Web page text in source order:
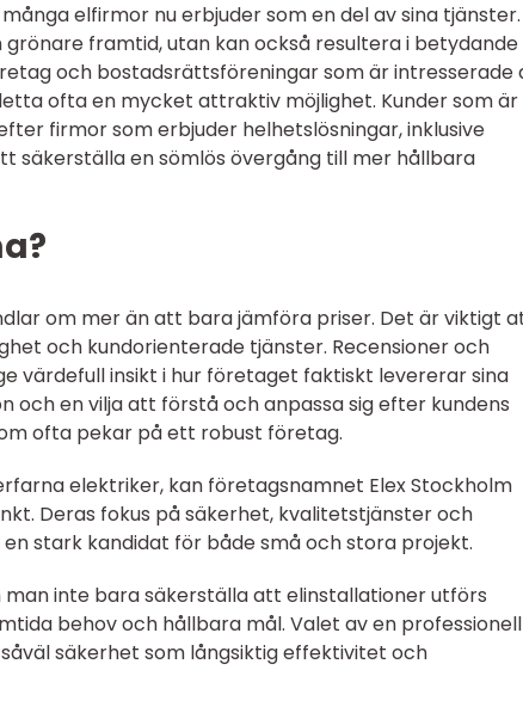
elfirmor nu erbjuder som en del av sina tjänster.
framtid, utan kan också resultera i betydande
och bostadsrättsföreningar som är intresserade
ofta en mycket attraktiv möjlighet. Kunder som är
firmor som erbjuder helhetslösningar, inklusive
säkerställa en sömlös övergång till mer hållbara
om mer än att bara jämföra priser. Det är viktigt
och kundorienterade tjänster. Recensioner och
värdefull insikt i hur företaget faktiskt levererar sina
och en vilja att förstå och anpassa sig efter kundens
ofta pekar på ett robust företag.
elektriker, kan företagsnamnet Elex Stockholm
Deras fokus på säkerhet, kvalitetstjänster och
stark kandidat för både små och stora projekt.
inte bara säkerställa att elinstallationer utförs
behov och hållbara mål. Valet av en professionell
säkerhet som långsiktig effektivitet och